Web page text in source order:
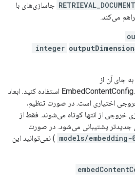
RETRIEVAL_DOCUMENT جاسازی‌های با
می‌کند.
integer
جای آن از
EmbedContentConfig.output_dimensionality استفاده کنید. ابعاد
اختیاری است. در صورت تنظیم،
خروجی از انتها کوتاه می‌شوند. فقط از
جدیدتر پشتیبانی می‌شود. در صورت
models/embedding- ) نمی‌توانید این